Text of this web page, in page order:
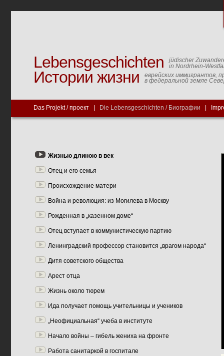
Lebensgeschichten
jüdischer
in Nordrhein-
Истории жизни еврейских иммигрантов,
в федеральной земле
Das Projekt / проект Die Lebensgeschichten / Биографии
Жизнью длиною в век
Отец и его семья
Происхождение матери
Война и революция: из Могилева в Москву
Рожденная в „казенном доме“
Отец вступает в коммунистическую партию
Ленинградский профессор становится „врагом народа“
Дитя советского общества
Арест отца
Жизнь около тюрем
Ида получает помощь учительницы и учеников
„Неофициальная“ учеба в институте
Начало войны – гибель жениха на фронте
Работа санитаркой в госпитале